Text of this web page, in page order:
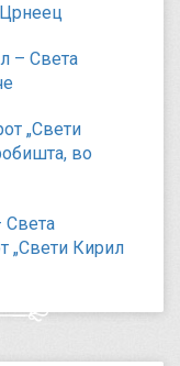
– Света
„Свети
во
Света
„Свети Кирил